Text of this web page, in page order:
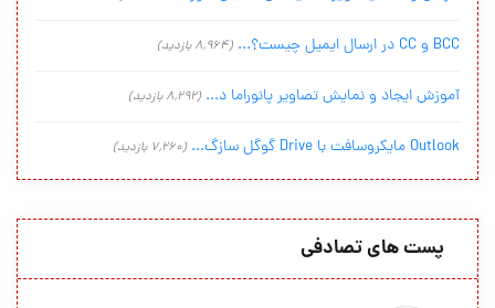
BCC و CC در ارسال ایمیل چیست؟... (8,964 بازدید)
آموزش ایجاد و نمایش تصاویر پانوراما د... (8,292 بازدید)
Outlook مایکروسافت با Drive گوگل سازگ... (7,260 بازدید)
پست های تصادفی